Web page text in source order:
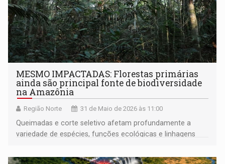
MESMO IMPACTADAS: Florestas primárias
ainda são principal fonte de biodiversidade
na Amazônia
Região Norte 31 de Maio de 2026 às 11:00
Queimadas e corte seletivo afetam profundamente a
variedade de espécies, funções ecológicas e linhagens
regeneradas após derrubada total